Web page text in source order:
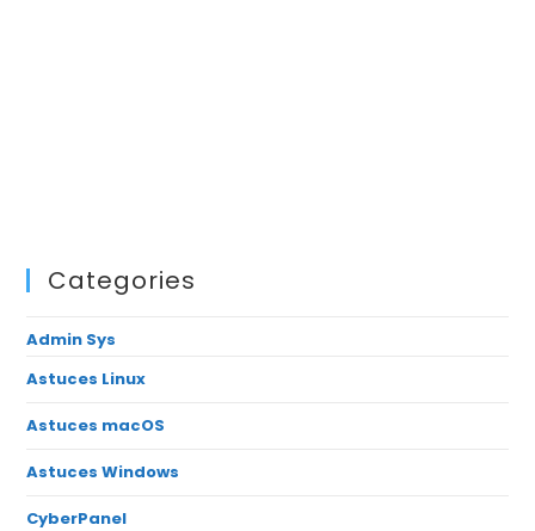
Categories
Admin Sys
Astuces Linux
Astuces macOS
Astuces Windows
CyberPanel